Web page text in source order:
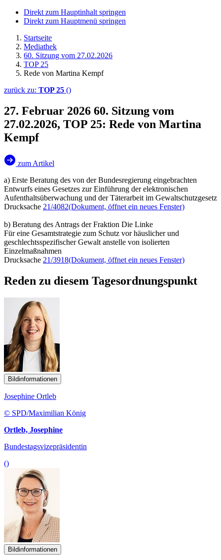
Direkt zum Hauptinhalt springen
Direkt zum Hauptmenü springen
Startseite
Mediathek
60. Sitzung vom 27.02.2026
TOP 25
Rede von Martina Kempf
zurück zu: TOP 25 ()
27. Februar 2026 60. Sitzung vom
27.02.2026, TOP 25: Rede von Martina
Kempf
zum Artikel
a) Erste Beratung des von der Bundesregierung eingebrachten
Entwurfs eines Gesetzes zur Einführung der elektronischen
Aufenthaltsüberwachung und der Täterarbeit im Gewaltschutzgesetz
Drucksache 21/4082(Dokument, öffnet ein neues Fenster)
b) Beratung des Antrags der Fraktion Die Linke
Für eine Gesamtstrategie zum Schutz vor häuslicher und
geschlechtsspezifischer Gewalt anstelle von isolierten
Einzelmaßnahmen
Drucksache 21/3918(Dokument, öffnet ein neues Fenster)
Reden zu diesem Tagesordnungspunkt
Bildinformationen
Josephine Ortleb
© SPD/Maximilian König
Ortleb, Josephine
Bundestagsvizepräsidentin
()
Bildinformationen